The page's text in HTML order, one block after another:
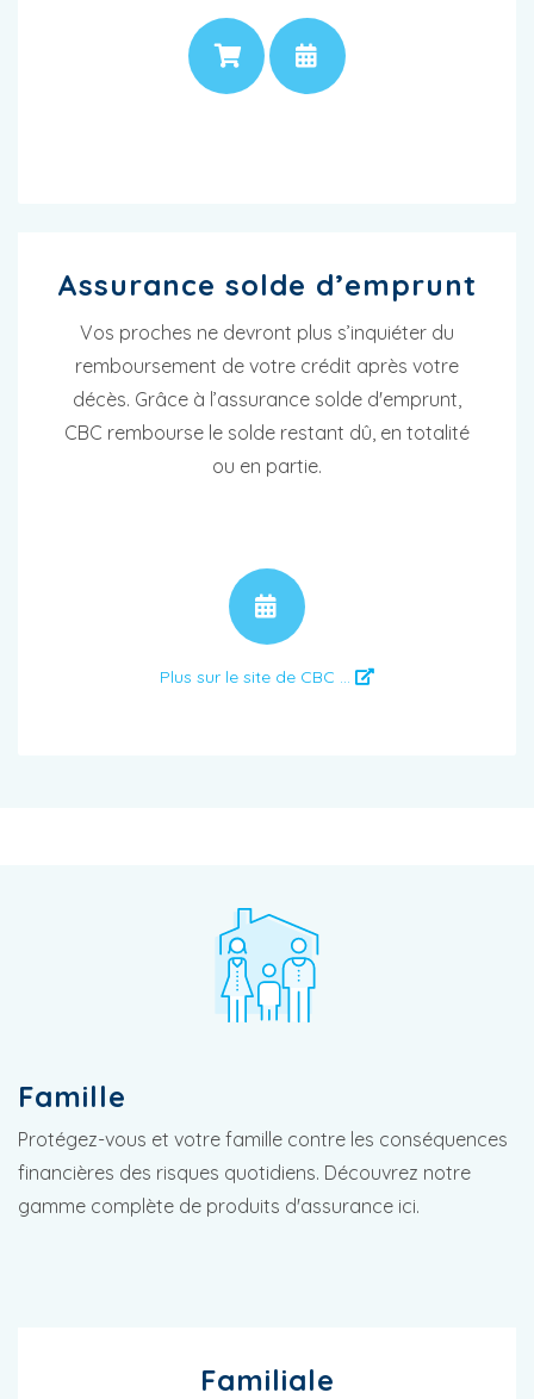
PRIX
Assurance solde d’emprunt
Vos proches ne devront plus s’inquiéter du
remboursement de votre crédit après votre
décès. Grâce à l’assurance solde d'emprunt,
CBC rembourse le solde restant dû, en totalité
ou en partie.
Plus sur le site de CBC ...
Famille
Protégez-vous et votre famille contre les conséquences
financières des risques quotidiens. Découvrez notre
gamme complète de produits d'assurance ici.
Familiale